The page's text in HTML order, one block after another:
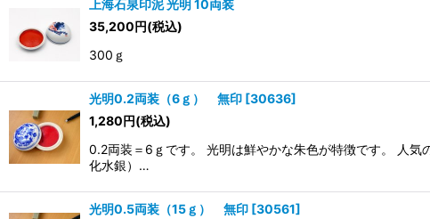
上海石泉印泥 光明 10両装
35,200円(税込)
300ｇ
光明0.2両装（6ｇ） 無印 [30636]
1,280円(税込)
0.2両装＝6ｇです。 光明は鮮やかな朱色が特徴です。 人
化水銀）…
光明0.5両装（15ｇ） 無印 [30561]